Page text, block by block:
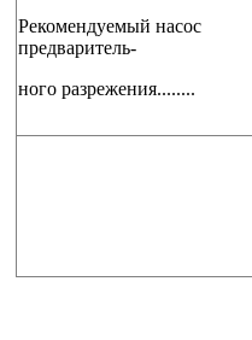
Рекомендуемый насос
предваритель-
ного разрежения........